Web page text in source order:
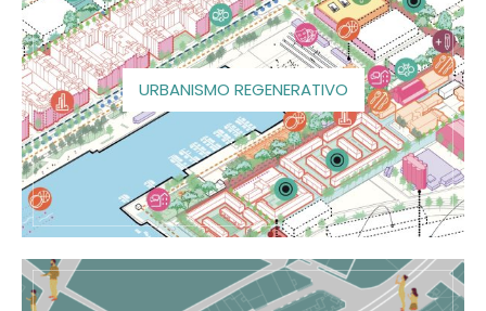
URBANISMO REGENERATIVO